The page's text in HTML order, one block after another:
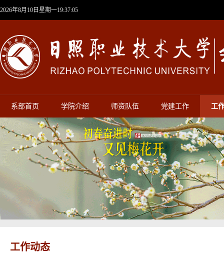
2026年8月10日星期一19:37:05
系部首页 学院介绍 师资队伍 党建工作 工
工作动态